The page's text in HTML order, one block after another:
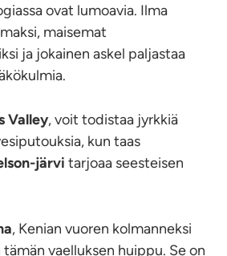
ovat lumoavia. Ilma
maisemat
ja jokainen askel paljastaa
Valley, voit todistaa jyrkkiä
kun taas
järvi tarjoaa seesteisen
, Kenian vuoren kolmanneksi
vaelluksen huippu. Se on